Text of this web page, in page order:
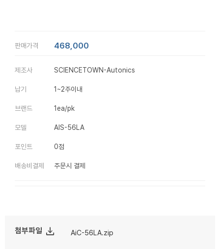
판매가격 468,000
제조사 SCIENCETOWN-Autonics
납기 1~2주이내
브랜드 1ea/pk
모델 AIS-56LA
포인트 0점
배송비결제 주문시 결제
첨부파일 file_download AiC-56LA.zip